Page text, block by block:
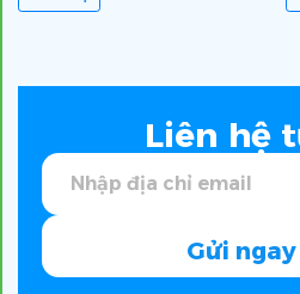
Liên hệ
Gửi ngay